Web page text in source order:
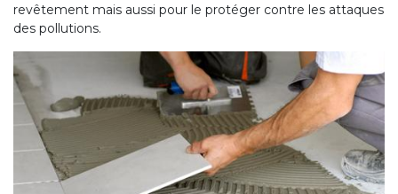
revêtement mais aussi pour le protéger contre les attaques
des pollutions.